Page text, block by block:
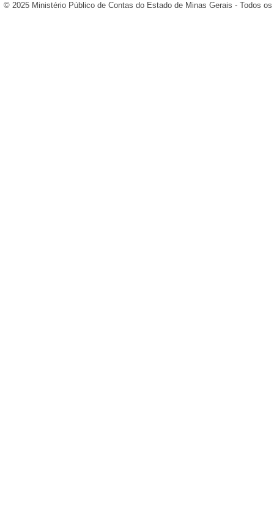
© 2025 Ministério Público de Contas do Estado de Minas Gerais - Todos